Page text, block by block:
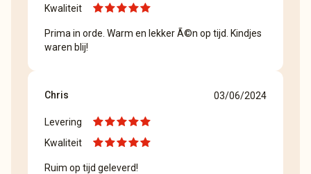
Kwaliteit
Prima in orde. Warm en lekker Ã©n op tijd. Kindjes
waren blij!
Chris 03/06/2024
Levering
Kwaliteit
Ruim op tijd geleverd!